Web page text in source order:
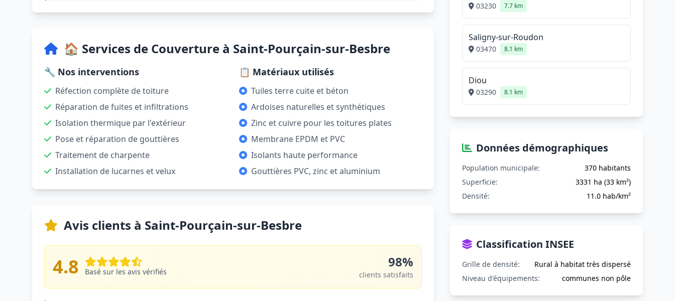
🏠 Services de Couverture à Saint-Pourçain-sur-Besbre
🔧 Nos interventions
Réfection complète de toiture
Réparation de fuites et infiltrations
Isolation thermique par l'extérieur
Pose et réparation de gouttières
Traitement de charpente
Installation de lucarnes et velux
📋 Matériaux utilisés
Tuiles terre cuite et béton
Ardoises naturelles et synthétiques
Zinc et cuivre pour les toitures plates
Membrane EPDM et PVC
Isolants haute performance
Gouttières PVC, zinc et aluminium
Avis clients à Saint-Pourçain-sur-Besbre
4.8 Basé sur les avis vérifiés
98%
clients satisfaits
03230 7.7 km
Saligny-sur-Roudon
03470 8.1 km
Diou
03290 8.1 km
Données démographiques
Population municipale:
370 habitants
Superficie:
3331 ha (33 km²)
Densité:
11.0 hab/km²
Classification INSEE
Grille de densité:
Rural à habitat très dispersé
Niveau d'équipements:
communes non pôle